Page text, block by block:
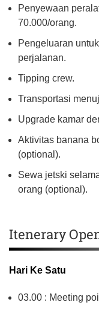
Penyewaan
70.000/orang.
Pengeluaran
perjalanan.
Tipping crew.
Transportasi
Upgrade kamar
Aktivitas banana
(optional).
Sewa jetski
orang (optional).
Itenerary
Hari Ke Satu
03.00 : Meeting